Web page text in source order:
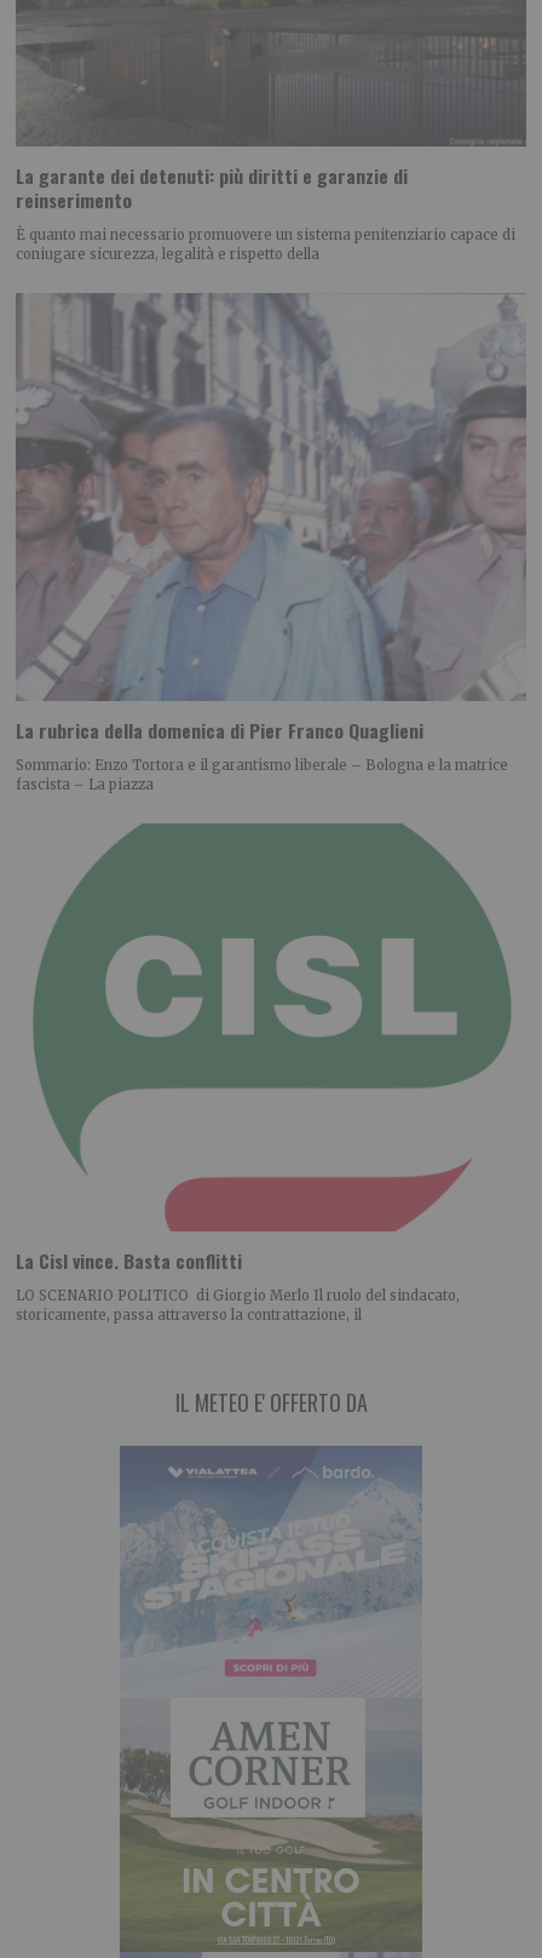
La garante dei detenuti: più diritti e garanzie di
reinserimento
È quanto mai necessario promuovere un sistema penitenziario capace di
coniugare sicurezza, legalità e rispetto della
La rubrica della domenica di Pier Franco Quaglieni
Sommario: Enzo Tortora e il garantismo liberale – Bologna e la matrice
fascista – La piazza
La Cisl vince. Basta conflitti
LO SCENARIO POLITICO di Giorgio Merlo Il ruolo del sindacato,
storicamente, passa attraverso la contrattazione, il
IL METEO E' OFFERTO DA